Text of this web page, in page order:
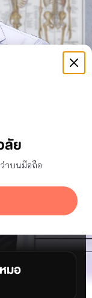
ลัย
าบนมือถือ
มอ